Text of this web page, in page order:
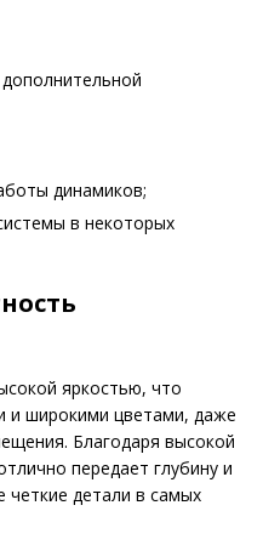
динамиков;
в некоторых
яркостью, что
и широкими цветами, даже
Благодаря высокой
передает глубину и
детали в самых